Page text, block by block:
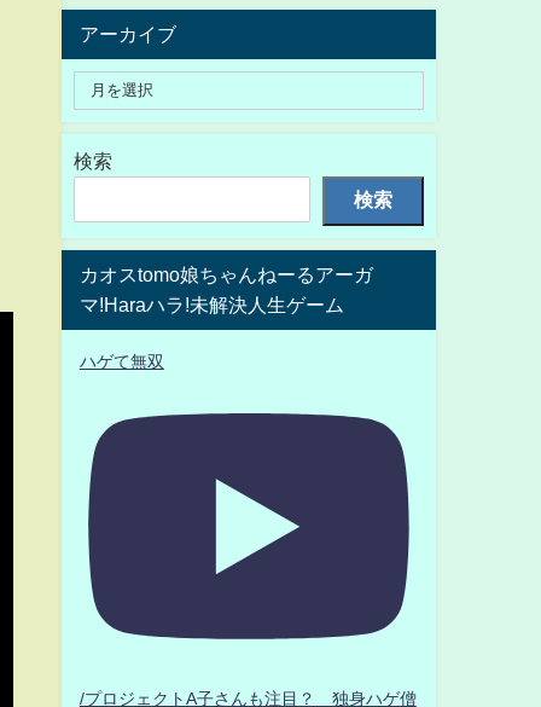
アーカイブ
検索
検索
カオスtomo娘ちゃんねーるアーガ
マ!Haraハラ!未解決人生ゲーム
ハゲて無双
/プロジェクトA子さんも注目？ 独身ハゲ僧